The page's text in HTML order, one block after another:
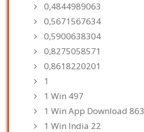
0,4844989063
0,5671567634
0,5900638304
0,8275058571
0,8618220201
1
1 Win 497
1 Win App Download 863
1 Win India 22